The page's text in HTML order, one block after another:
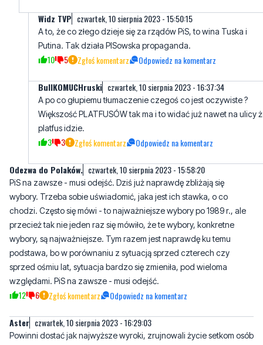
Widz TVP czwartek, 10 sierpnia 2023 - 15:50:15
A to, że co złego dzieje się za rządów PiS, to wina Tuska i
Putina. Tak działa PISowska propaganda.
10 5 Zgłoś komentarz Odpowiedz na komentarz
BullKOMUCHruski czwartek, 10 sierpnia 2023 - 16:37:34
A po co głupiemu tłumaczenie czegoś co jest oczywiste ?
Większość PLATFUSÓW tak ma i to widać już nawet na ulicy
platfus idzie.
3 3 Zgłoś komentarz Odpowiedz na komentarz
Odezwa do Polaków. czwartek, 10 sierpnia 2023 - 15:58:20
PiS na zawsze - musi odejść. Dziś już naprawdę zbliżają się
wybory. Trzeba sobie uświadomić, jaka jest ich stawka, o co
chodzi. Często się mówi - to najważniejsze wybory po 1989 r., ale
przecież tak nie jeden raz się mówiło, że te wybory, konkretne
wybory, są najważniejsze. Tym razem jest naprawdę ku temu
podstawa, bo w porównaniu z sytuacją sprzed czterech czy
sprzed ośmiu lat, sytuacja bardzo się zmieniła, pod wieloma
względami. PiS na zawsze - musi odejść.
12 6 Zgłoś komentarz Odpowiedz na komentarz
Aster czwartek, 10 sierpnia 2023 - 16:29:03
Powinni dostać jak najwyższe wyroki, zrujnowali życie setkom osób